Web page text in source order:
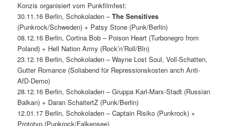
Konzis organisiert vom Punkfilmfest:
30.11.16 Berlin, Schokoladen –The Sensitives
(Punkrock/Schweden) + Patsy Stone (Punk/Berlin)
08.12.16 Berlin, Cortina Bob – Poison Heart (Turbonegro from
Poland) + Hell Nation Army (Rock’n’Roll/Bln)
23.12.16 Berlin, Schokoladen – Wayne Lost Soul, Voll-Schatten,
Gutter Romance (Soliabend für Repressionskosten anch Anti-
AfD-Demo)
28.12.16 Berlin, Schokoladen – Gruppa Karl-Marx-Stadt (Russian
Balkan) + Daran SchaitertZ (Punk/Berlin)
12.01.17 Berlin, Schokoladen – Captain Risiko (Punkrock) +
Prototyp (Punkrock/Falkensee)